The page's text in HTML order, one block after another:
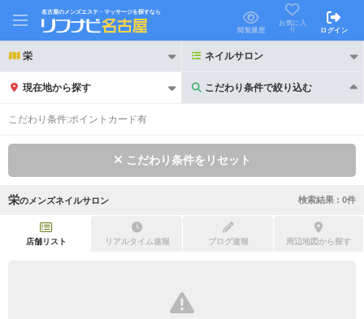
名古屋のメンズエステ・マッサージを探すなら
閲覧履歴
お気に入
り
ログイン
栄 ネイルサロン
現在地から探す こだわり条件で絞り込む
こだわり条件で絞り込む
初回割引あり リピーター割引あり
こだわり条件:ポイントカード有
こだわり条件をリセット
栄の メンズネイルサロン 検索結果 : 0件
店舗リスト リアルタイム速報 ブログ速報 周辺地図から探す